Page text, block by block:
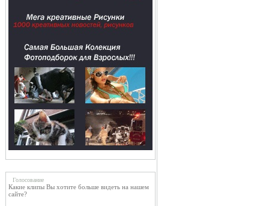
Голосование
Какие клипы Вы хотите больше видеть на нашем
сайте?